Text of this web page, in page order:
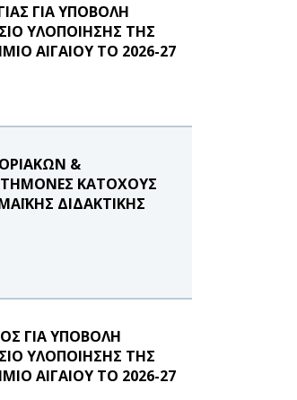
ΓΙΑ ΥΠΟΒΟΛΗ
ΥΛΟΠΟΙΗΣΗΣ ΤΗΣ
ΑΙΓΑΙΟΥ ΤΟ 2026-27
&
ΚΑΤΟΧΟΥΣ
ΔΙΔΑΚΤΙΚΗΣ
ΓΙΑ ΥΠΟΒΟΛΗ
ΥΛΟΠΟΙΗΣΗΣ ΤΗΣ
ΑΙΓΑΙΟΥ ΤΟ 2026-27